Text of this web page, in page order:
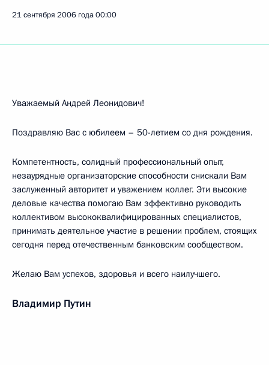
21 сентября 2006 года00:00
Уважаемый Андрей Леонидович!
Поздравляю Вас с юбилеем – 50-летием со дня рождения.
Компетентность, солидный профессиональный опыт,
незаурядные организаторские способности снискали Вам
заслуженный авторитет и уважением коллег. Эти высокие
деловые качества помогаю Вам эффективно руководить
коллективом высококвалифицированных специалистов,
принимать деятельное участие в решении проблем, стоящих
сегодня перед отечественным банковским сообществом.
Желаю Вам успехов, здоровья и всего наилучшего.
Владимир Путин